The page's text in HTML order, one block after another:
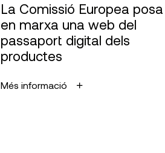
La Comissió Europea posa
en marxa una web del
passaport digital dels
productes
Més informació